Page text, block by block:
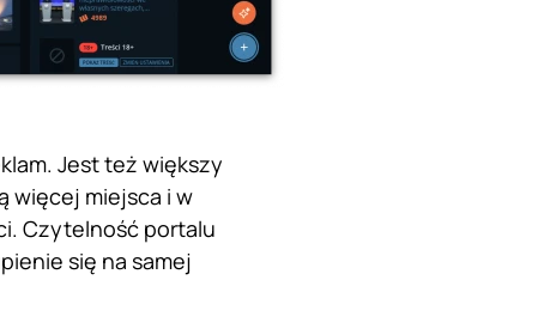
Jest też większy
więcej miejsca i w
Czytelność portalu
się na samej